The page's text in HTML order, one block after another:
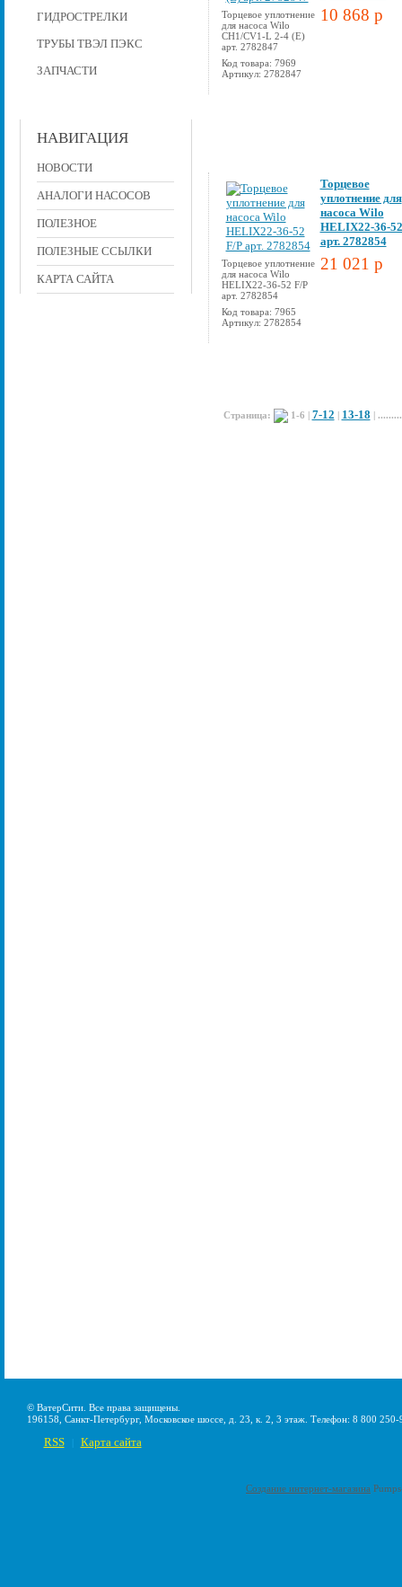
ГИДРОСТРЕЛКИ
ТРУБЫ ТВЭЛ ПЭКС
ЗАПЧАСТИ
НАВИГАЦИЯ
НОВОСТИ
АНАЛОГИ НАСОСОВ
ПОЛЕЗНОЕ
ПОЛЕЗНЫЕ ССЫЛКИ
КАРТА САЙТА
Торцевое уплотнение
для насоса Wilo
CH1/CV1-L 2-4 (E)
арт. 2782847
10 868 p
Код товара: 7969
Артикул: 2782847
Торцевое уплотнение
для насоса Wilo
HELIX22-36-52 F/P
арт. 2782854
Торцевое
уплотнение для
насоса Wilo
HELIX22-36-
арт. 2782854
21 021 p
Код товара: 7965
Артикул: 2782854
Страница: 1-6 | 7-12 | 13-18 |
© ВатерСити. Все права защищены.
196158, Санкт-Петербург, Московское шоссе, д. 23, к. 2, 3 этаж. Телефон: 8 800
RSS Карта сайта
Создание интернет-магазина